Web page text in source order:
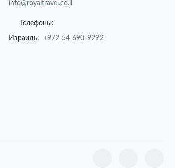
info@royaltravel.co.il
Телефоны:
Израиль: +972 54 690-9292